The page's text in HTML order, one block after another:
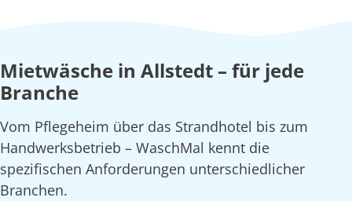
Mietwäsche in Allstedt – für jede
Branche
Vom Pflegeheim über das Strandhotel bis zum
Handwerksbetrieb – WaschMal kennt die
spezifischen Anforderungen unterschiedlicher
Branchen.